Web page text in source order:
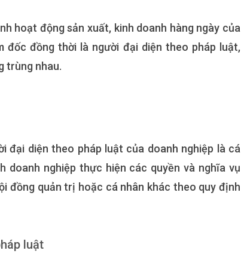
hoạt động sản xuất, kinh doanh hàng ngày của
đốc đồng thời là người đại diện theo pháp luật,
trùng nhau.
đại diện theo pháp luật của doanh nghiệp là cá
doanh nghiệp thực hiện các quyền và nghĩa vụ
đồng quản trị hoặc cá nhân khác theo quy định
luật